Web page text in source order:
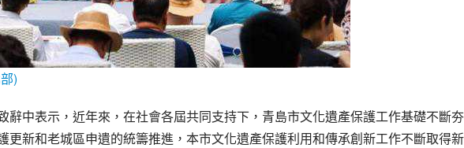
)
辭中表示，近年來，在社會各屆共同支持下，青島市文化遺產保護工作基礎不斷夯
更新和老城區申遺的統籌推進，本市文化遺產保護利用和傳承創新工作不斷取得